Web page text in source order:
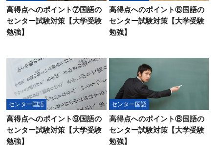
高得点へのポイント⑦国語の
センター試験対策【大学受験
勉強】
高得点へのポイント⑥国語の
センター試験対策【大学受験
勉強】
センター国語
高得点へのポイント⑨国語の
センター試験対策【大学受験
勉強】
センター国語
高得点へのポイント⑧国語の
センター試験対策【大学受験
勉強】